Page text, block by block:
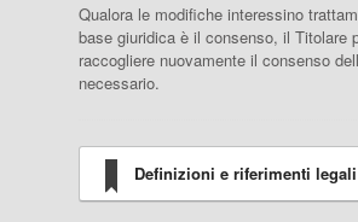
Qualora le modifiche interessino
base giuridica è il consenso, il Titolare
raccogliere nuovamente il consenso
necessario.
Definizioni e riferimenti legali